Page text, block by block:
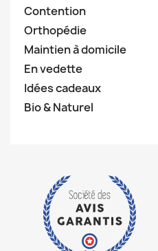
Contention
Orthopédie
Maintien à domicile
En vedette
Idées cadeaux
Bio & Naturel